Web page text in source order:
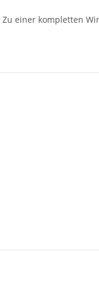
Zu einer kompletten